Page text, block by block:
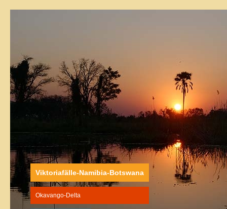
Viktoriafälle-Namibia-Botswana
Okavango-Delta